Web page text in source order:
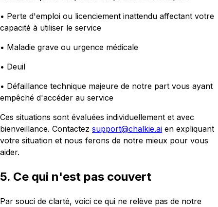
• Perte d'emploi ou licenciement inattendu affectant votre
capacité à utiliser le service
• Maladie grave ou urgence médicale
• Deuil
• Défaillance technique majeure de notre part vous ayant
empêché d'accéder au service
Ces situations sont évaluées individuellement et avec
bienveillance. Contactez support@chalkie.ai en expliquant
votre situation et nous ferons de notre mieux pour vous
aider.
5. Ce qui n'est pas couvert
Par souci de clarté, voici ce qui ne relève pas de notre